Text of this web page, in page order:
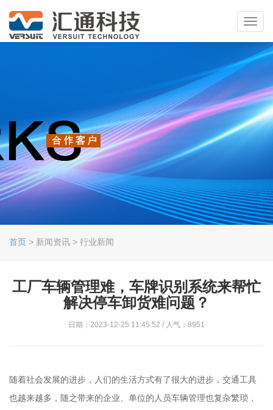
首页 > 新闻资讯 > 行业新闻
工厂车辆管理难，车牌识别系统来帮忙
解决停车卸货难问题？
日期：2023-12-25 11:45:52 / 人气：8951
随着社会发展的进步，人们的生活方式有了很大的进步，交通工具
也越来越多，随之带来的企业、单位的人员车辆管理也复杂繁琐，